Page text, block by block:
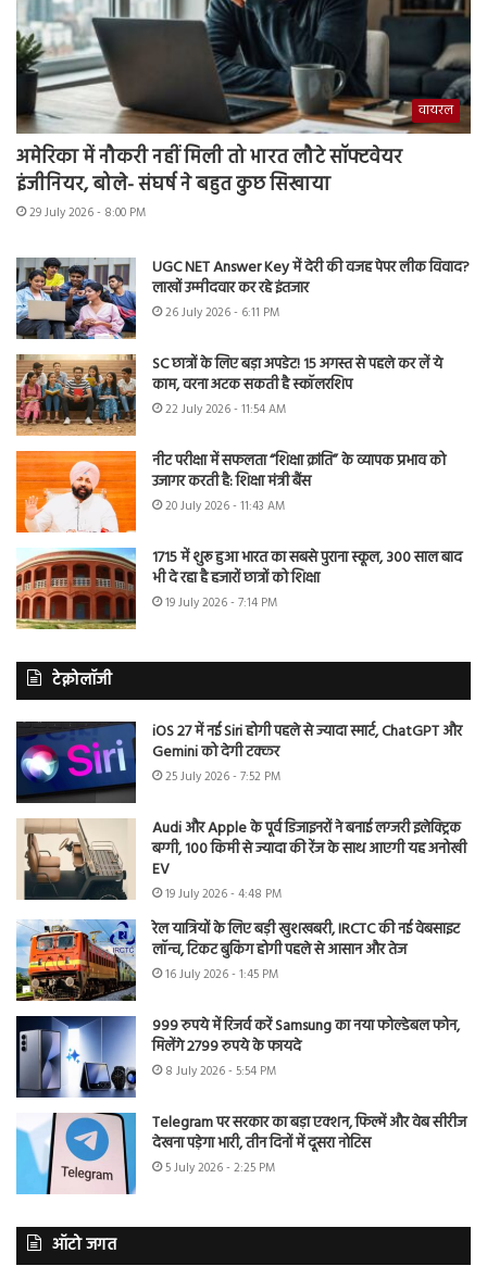
वायरल
अमेरिका में नौकरी नहीं मिली तो भारत लौटे सॉफ्टवेयर
इंजीनियर, बोले- संघर्ष ने बहुत कुछ सिखाया
29 July 2026 - 8:00 PM
UGC NET Answer Key में देरी की वजह पेपर लीक विवाद?
लाखों उम्मीदवार कर रहे इंतजार
26 July 2026 - 6:11 PM
SC छात्रों के लिए बड़ा अपडेट! 15 अगस्त से पहले कर लें ये
काम, वरना अटक सकती है स्कॉलरशिप
22 July 2026 - 11:54 AM
नीट परीक्षा में सफलता “शिक्षा क्रांति” के व्यापक प्रभाव को
उजागर करती है: शिक्षा मंत्री बैंस
20 July 2026 - 11:43 AM
1715 में शुरू हुआ भारत का सबसे पुराना स्कूल, 300 साल बाद
भी दे रहा है हजारों छात्रों को शिक्षा
19 July 2026 - 7:14 PM
टेक्नोलॉजी
iOS 27 में नई Siri होगी पहले से ज्यादा स्मार्ट, ChatGPT और
Gemini को देगी टक्कर
25 July 2026 - 7:52 PM
Audi और Apple के पूर्व डिजाइनरों ने बनाई लग्जरी इलेक्ट्रिक
बग्गी, 100 किमी से ज्यादा की रेंज के साथ आएगी यह अनोखी
EV
19 July 2026 - 4:48 PM
रेल यात्रियों के लिए बड़ी खुशखबरी, IRCTC की नई वेबसाइट
लॉन्च, टिकट बुकिंग होगी पहले से आसान और तेज
16 July 2026 - 1:45 PM
999 रुपये में रिजर्व करें Samsung का नया फोल्डेबल फोन,
मिलेंगे 2799 रुपये के फायदे
8 July 2026 - 5:54 PM
Telegram पर सरकार का बड़ा एक्शन, फिल्में और वेब सीरीज
देखना पड़ेगा भारी, तीन दिनों में दूसरा नोटिस
5 July 2026 - 2:25 PM
ऑटो जगत